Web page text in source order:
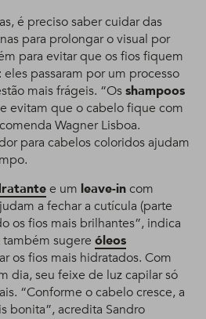
é preciso saber cuidar das
para prolongar o visual por
para evitar que os fios fiquem
passaram por um processo
mais frágeis. “Osshampoos
evitam que o cabelo fique com
Wagner Lisboa.
para cabelos coloridos ajudam
e um leave-incom
a fechar a cutícula (parte
os fios mais brilhantes”, indica
sugere óleos
os fios mais hidratados. Com
dia, seu feixe de luz capilar só
“Conforme o cabelo cresce, a
bonita”, acredita Sandro